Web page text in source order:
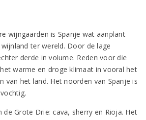
wijngaarden is Spanje wat aanplant
ter wereld. Door de lage
derde in volume. Reden voor die
warme en droge klimaat in vooral het
van het land. Het noorden van Spanje is
de Grote Drie: cava, sherry en Rioja. Het